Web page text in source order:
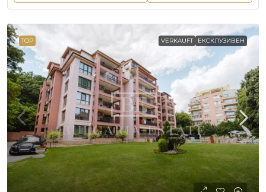
TOP VERKAUFT ЕКСКЛУЗИВЕН